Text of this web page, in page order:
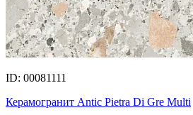
ID: 00081111
Керамогранит Antic Pietra Di Gre Multi